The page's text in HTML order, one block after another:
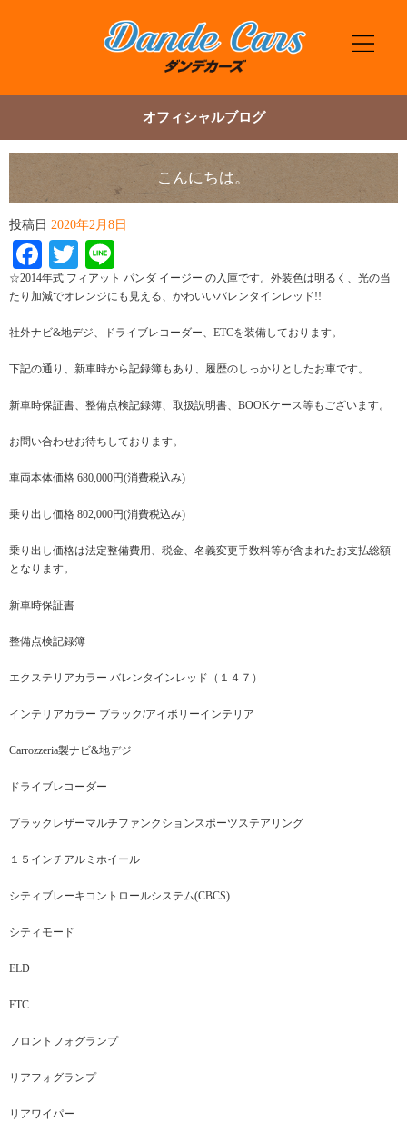
オフィシャルブログ
こんにちは。
投稿日 2020年2月8日
Facebook
Twitter
☆2014年式 フィアット パンダ イージー の入庫です。外装色は明るく、光の当
たり加減でオレンジにも見える、かわいいバレンタインレッド!!
社外ナビ&地デジ、ドライブレコーダー、ETCを装備しております。
​下記の通り、新車時から記録簿もあり、履歴のしっかりとしたお車です。
新車時保証書、整備点検記録簿、取扱説明書、BOOKケース等もございます。
お問い合わせお待ちしております。
車両本体価格 680,000円(消費税込み)
乗り出し価格 802,000円(消費税込み)
乗り出し価格は法定整備費用、税金、名義変更手数料等が含まれたお支払総額
となります。
新車時保証書
整備点検記録簿
エクステリアカラー バレンタインレッド（１４７）
インテリアカラー ブラック/アイボリーインテリア
Carrozzeria製ナビ&地デジ
ドライブレコーダー
ブラックレザーマルチファンクションスポーツステアリング
１５インチアルミホイール
シティブレーキコントロールシステム(CBCS)
シティモード
ELD
​​ETC
フロントフォグランプ
リアフォグランプ
リアワイパー